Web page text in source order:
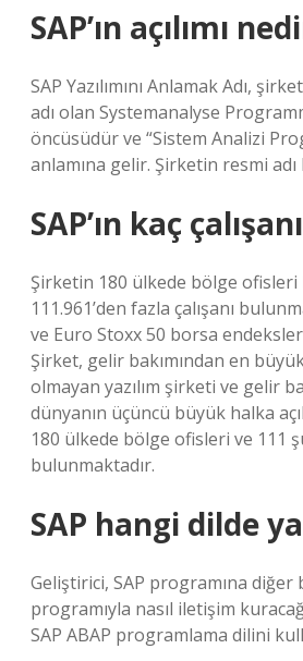
SAP’ın açılımı
SAP Yazılımını Anlamak Adı,
adı olan Systemanalyse
öncüsüdür ve “Sistem Analizi
anlamına gelir. Şirketin resmi adı
SAP’ın kaç
Şirketin 180 ülkede bölge ofisleri
111.961’den fazla çalışanı
ve Euro Stoxx 50 borsa
Şirket, gelir bakımından en
olmayan yazılım şirketi ve gelir
dünyanın üçüncü büyük halka
180 ülkede bölge ofisleri ve 111
bulunmaktadır.
SAP hangi dilde
Geliştirici, SAP programına diğer
programıyla nasıl iletişim
SAP ABAP programlama dilini